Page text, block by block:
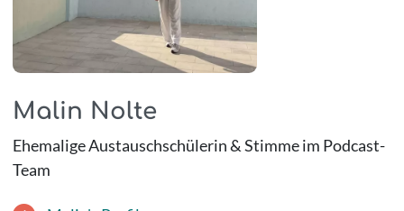
Malin Nolte
Ehemalige Austauschschülerin & Stimme im Podcast-
Team